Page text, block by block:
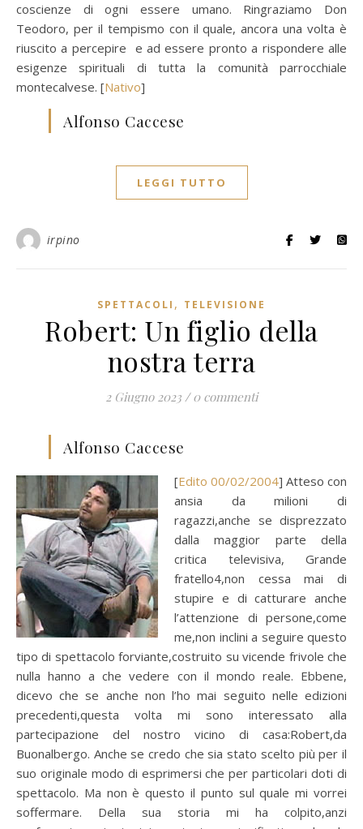
coscienze di ogni essere umano. Ringraziamo Don
Teodoro, per il tempismo con il quale, ancora una volta è
riuscito a percepire e ad essere pronto a rispondere alle
esigenze spirituali di tutta la comunità parrocchiale
montecalvese. [Nativo]
Alfonso Caccese
LEGGI TUTTO
irpino
SPETTACOLI , TELEVISIONE
Robert: Un figlio della
nostra terra
2 Giugno 2023 / 0 commenti
Alfonso Caccese
[ Edito 00/02/2004] Atteso con
ansia da milioni di
ragazzi,anche se disprezzato
dalla maggior parte della
critica televisiva, Grande
fratello4,non cessa mai di
stupire e di catturare anche
l’attenzione di persone,come
me,non inclini a seguire questo
tipo di spettacolo forviante,costruito su vicende frivole che
nulla hanno a che vedere con il mondo reale. Ebbene,
dicevo che se anche non l’ho mai seguito nelle edizioni
precedenti,questa volta mi sono interessato alla
partecipazione del nostro vicino di casa:Robert,da
Buonalbergo. Anche se credo che sia stato scelto più per il
suo originale modo di esprimersi che per particolari doti di
spettacolo. Ma non è questo il punto sul quale mi vorrei
soffermare. Della sua storia mi ha colpito,anzi